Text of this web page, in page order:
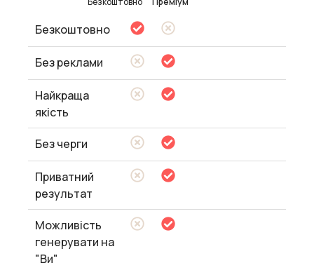
Безкоштовно
Без реклами
Найкраща
якість
Без черги
Приватний
результат
Можливість
генерувати на
"Ви"